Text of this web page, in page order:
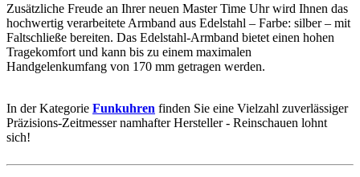
Zusätzliche Freude an Ihrer neuen Master Time Uhr wird Ihnen das
hochwertig verarbeitete Armband aus Edelstahl – Farbe: silber– mit
Faltschließe bereiten. Das Edelstahl-Armband bietet einen hohen
Tragekomfort und kann bis zu einem maximalen
Handgelenkumfang von 170 mm getragen werden.
In der Kategorie Funkuhren finden Sie eine Vielzahl zuverlässiger
Präzisions-Zeitmesser namhafter Hersteller - Reinschauen lohnt
sich!